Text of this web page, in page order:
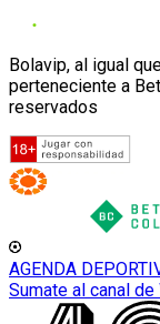
Bolavip, al igual
perteneciente a
reservados
AGENDA
Sumate al canal